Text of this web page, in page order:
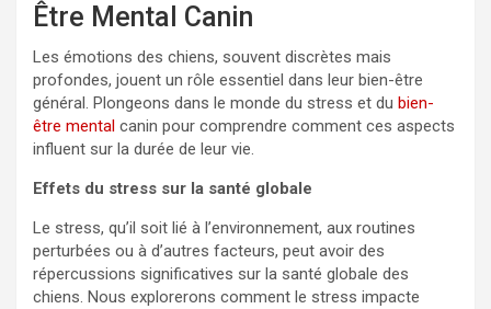
Être Mental Canin
Les émotions des chiens, souvent discrètes mais
profondes, jouent un rôle essentiel dans leur bien-être
général. Plongeons dans le monde du stress et du bien-
être mental canin pour comprendre comment ces aspects
influent sur la durée de leur vie.
Effets du stress sur la santé globale
Le stress, qu’il soit lié à l’environnement, aux routines
perturbées ou à d’autres facteurs, peut avoir des
répercussions significatives sur la santé globale des
chiens. Nous explorerons comment le stress impacte